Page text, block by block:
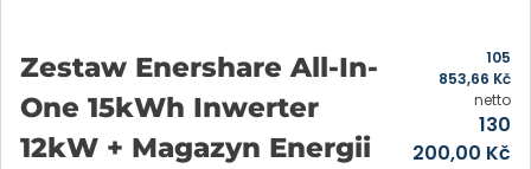
Zestaw Enershare All-In-
One 15kWh Inwerter
12kW + Magazyn Energii
130
200,00 Kč
105
853,66 Kč
netto